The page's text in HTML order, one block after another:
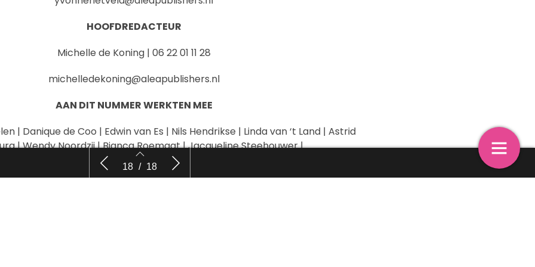
Column | Zou de BAZ jullie redding
18 / 18
HOOFDREDACTEUR
Michelle de Koning | 06 22 01 11 28
michelledekoning@aleapublishers.nl
AAN DIT NUMMER WERKTEN MEE
| Danique de Coo | Edwin van Es | Nils Hendrikse | Linda van ‘t Land | Astrid
| Wendy Noordzij | Bianca Roemaat | Jacqueline Steehouwer |
FOTOGRAFIE